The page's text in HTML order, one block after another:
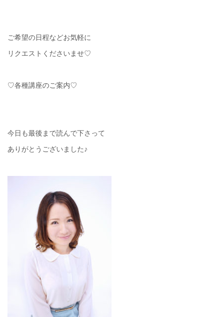
ご希望の日程などお気軽に
リクエストくださいませ♡
♡各種講座のご案内♡
今日も最後まで読んで下さって
ありがとうございました♪